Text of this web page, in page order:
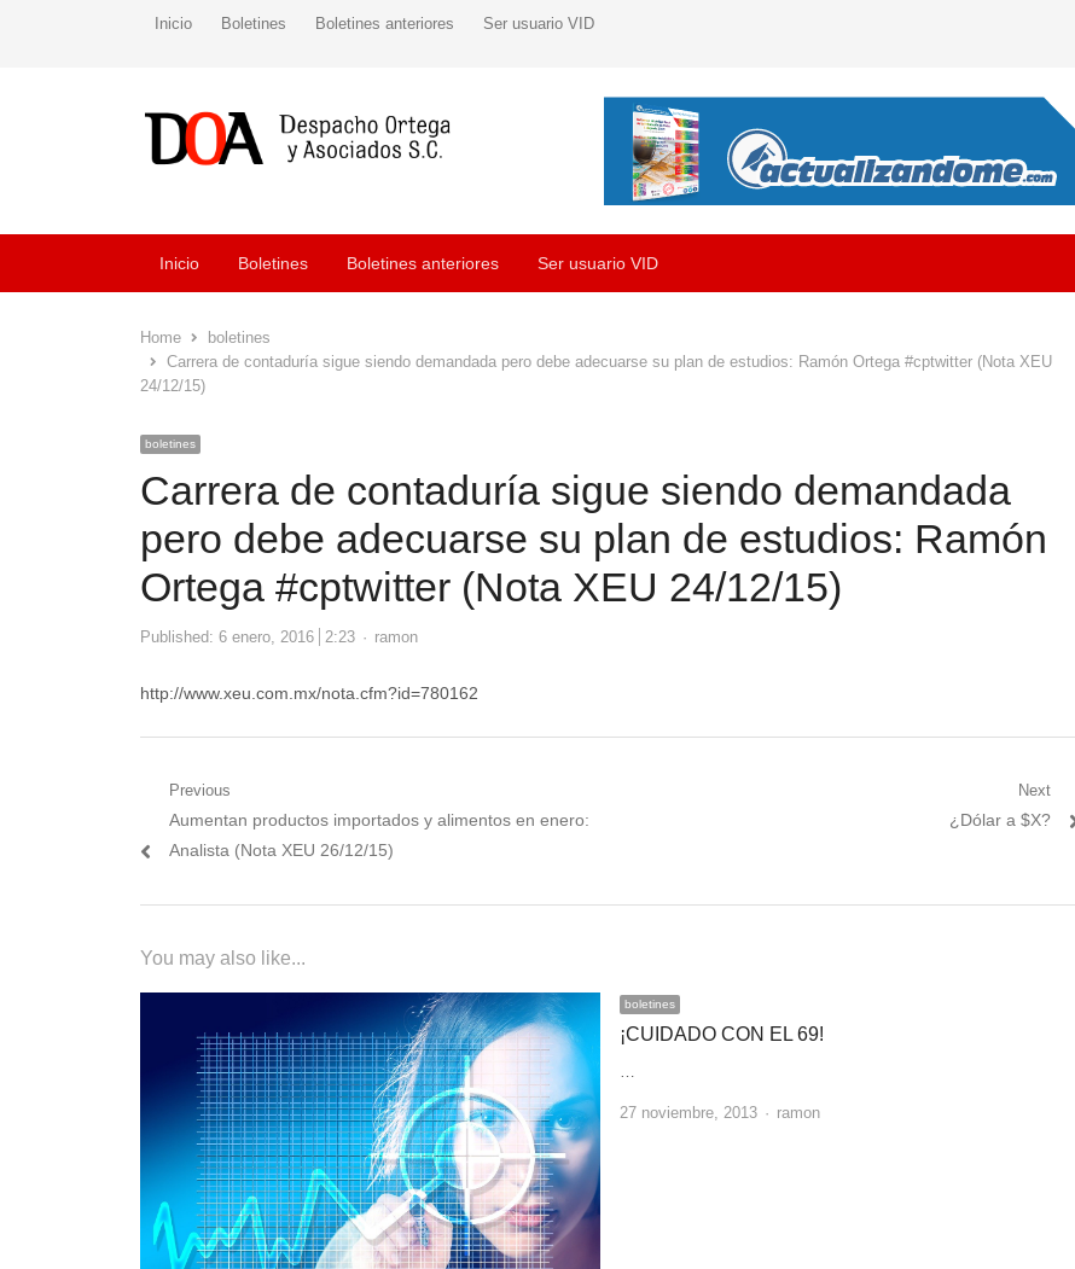
Inicio Boletines Boletines anteriores Ser usuario VID
Inicio Boletines Boletines anteriores Ser usuario VID
Home
boletines
Carrera de contaduría sigue siendo demandada pero debe adecuarse su plan de estudios: Ramón Ortega #cptwitter (Nota XEU
24/12/15)
boletines
Carrera de contaduría sigue siendo demandada
pero debe adecuarse su plan de estudios: Ramón
Ortega #cptwitter (Nota XEU 24/12/15)
Published: 6 enero, 2016 2:23 Author
ramon
http://www.xeu.com.mx/nota.cfm?id=780162
Navegación
de
Previous
Previous
post:
Aumentan productos importados y alimentos en enero:
Analista (Nota XEU 26/12/15)
Next
Next
¿Dólar a $X?
You may also like...
boletines
¡CUIDADO CON EL 69!
…
27 noviembre, 2013 Author
ramon